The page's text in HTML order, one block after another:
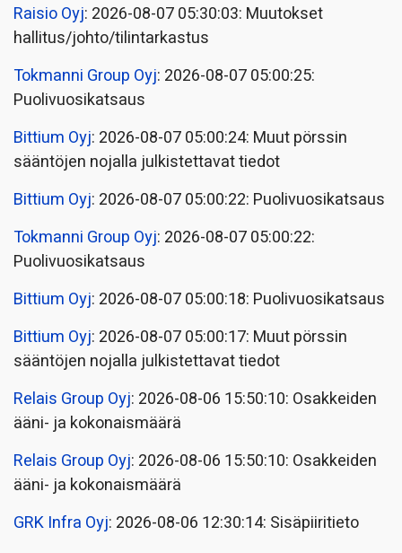
Raisio Oyj: 2026-08-07 05:30:03: Muutokset
hallitus/johto/tilintarkastus
Tokmanni Group Oyj: 2026-08-07 05:00:25:
Puolivuosikatsaus
Bittium Oyj: 2026-08-07 05:00:24: Muut pörssin
sääntöjen nojalla julkistettavat tiedot
Bittium Oyj: 2026-08-07 05:00:22: Puolivuosikatsaus
Tokmanni Group Oyj: 2026-08-07 05:00:22:
Puolivuosikatsaus
Bittium Oyj: 2026-08-07 05:00:18: Puolivuosikatsaus
Bittium Oyj: 2026-08-07 05:00:17: Muut pörssin
sääntöjen nojalla julkistettavat tiedot
Relais Group Oyj: 2026-08-06 15:50:10: Osakkeiden
ääni- ja kokonaismäärä
Relais Group Oyj: 2026-08-06 15:50:10: Osakkeiden
ääni- ja kokonaismäärä
GRK Infra Oyj: 2026-08-06 12:30:14: Sisäpiiritieto